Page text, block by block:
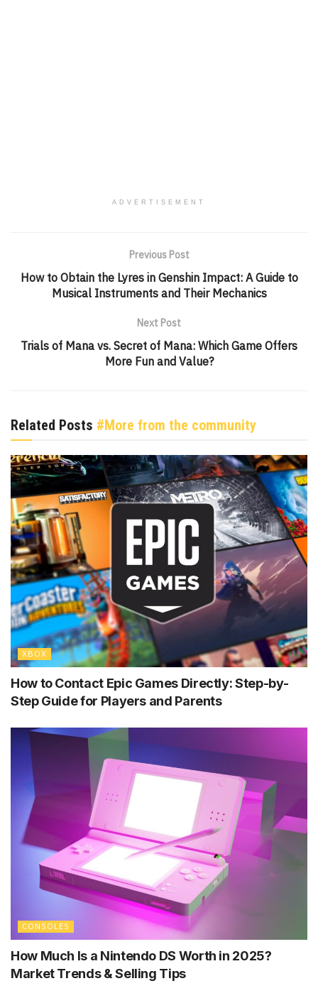
ADVERTISEMENT
Previous Post
How to Obtain the Lyres in Genshin Impact: A Guide to
Musical Instruments and Their Mechanics
Next Post
Trials of Mana vs. Secret of Mana: Which Game Offers
More Fun and Value?
Related Posts #More from the community
XBOX
How to Contact Epic Games Directly: Step-by-
Step Guide for Players and Parents
CONSOLES
How Much Is a Nintendo DS Worth in 2025?
Market Trends & Selling Tips